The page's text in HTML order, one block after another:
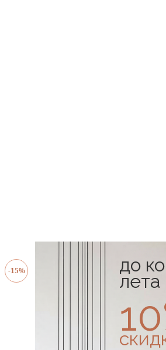
-15% до
лета